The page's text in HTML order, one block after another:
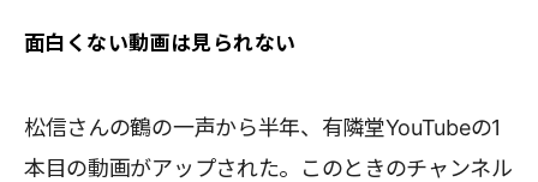
面白くない動画は見られない
松信さんの鶴の一声から半年、有隣堂YouTubeの1
本目の動画がアップされた。このときのチャンネル